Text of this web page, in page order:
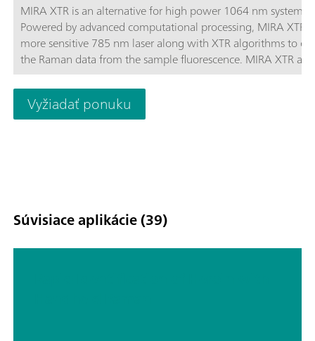
MIRA XTR is an alternative for high power 1064 nm systems.
Powered by advanced computational processing, MIRA XTR
more sensitive 785 nm laser along with XTR algorithms to
the Raman data from the sample fluorescence. MIRA XTR also
features Orbital Raster Scanning (ORS) to provide better
the sample increasing the accuracy of the results.MIRA XTR
Advanced package includes a Calibration Standard,
Universal Attachment, Right-angle Attachment, Vial
Vyžiadať ponuku
Súvisiace aplikácie (39)